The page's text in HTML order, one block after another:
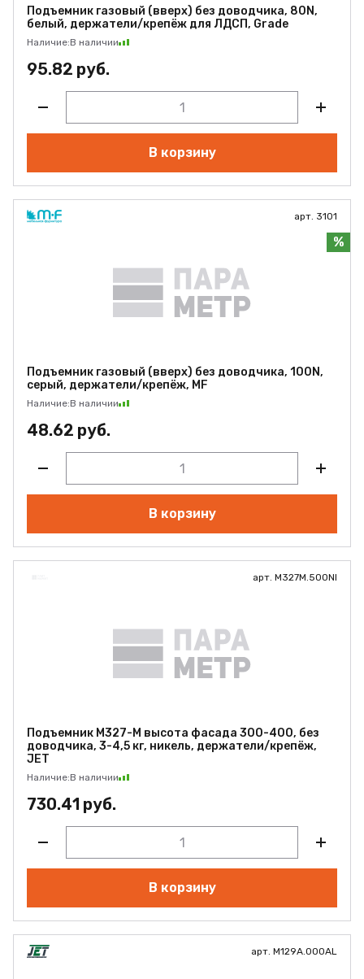
Подъемник газовый (вверх) без доводчика, 80N,
белый, держатели/крепёж для ЛДСП, Grade
Наличие:В наличии
95.82 руб.
В корзину
арт. 3101
%
Подъемник газовый (вверх) без доводчика, 100N,
серый, держатели/крепёж, MF
Наличие:В наличии
48.62 руб.
В корзину
арт. M327M.500NI
Подъемник M327-M высота фасада 300-400, без
доводчика, 3-4,5 кг, никель, держатели/крепёж,
JET
Наличие:В наличии
730.41 руб.
В корзину
арт. M129A.000AL